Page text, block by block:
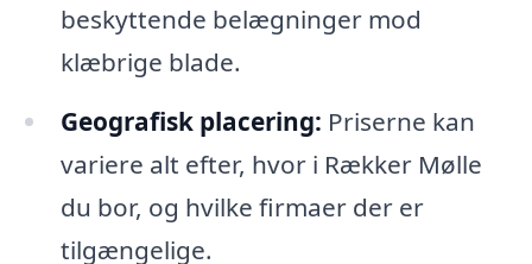
beskyttende belægninger mod
klæbrige blade.
Geografisk placering: Priserne kan
variere alt efter, hvor i Rækker Mølle
du bor, og hvilke firmaer der er
tilgængelige.